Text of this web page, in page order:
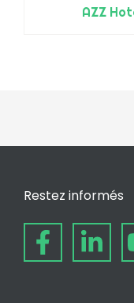
AZZ
Restez informés